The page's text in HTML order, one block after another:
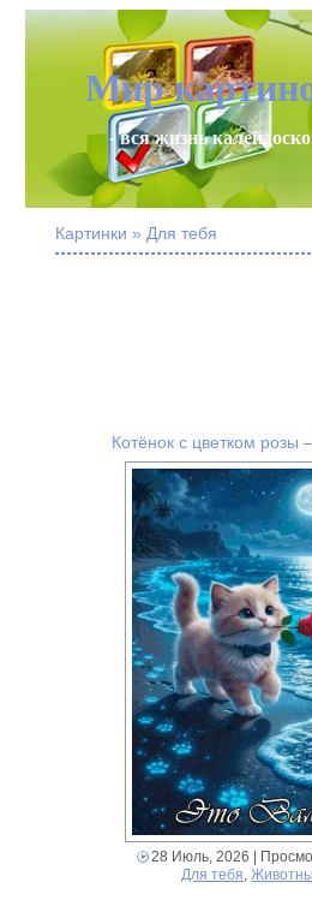
Мир
- вся жизнь
Картинки » Для тебя
Котёнок с цветком розы
28 Июль, 2026 |
Для тебя,